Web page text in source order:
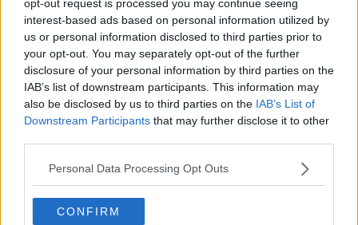
opt-out request is processed you may continue seeing
interest-based ads based on personal information utilized by
us or personal information disclosed to third parties prior to
your opt-out. You may separately opt-out of the further
disclosure of your personal information by third parties on the
IAB’s list of downstream participants. This information may
also be disclosed by us to third parties on the IAB’s List of
Downstream Participants that may further disclose it to other
Personal Data Processing Opt Outs
CONFIRM
però da definire ufficialmente l'assemblea cittadina. E ora eccoli
qui, i magnifici32 che entro fine Giugno siederanno per la prima
volta nella sala consiliare del Palazzo dei Priori.
Fratelli d'Italia(8 consiglieri): Francesca Lucherini, Renato
Viscovo, Francesco Lucacci, Alberto Merelli, Luca Stella, Gianmaria
Scortecci, Alessio Mattesini, Francesco Palazzini
Fare Comanducci Sindaco (7 consiglieri): Gianfrancesco
Gamurrini, Sandro Sarri, Angiolino Piomboni, Francesco Franco,
Virginia Lunardi, Piero Melani Graverini, Federico Vestri
Forza Italia(3 consiglieri): Lucia Tanti, Federico Scapecchi,Rasel
Ahmed